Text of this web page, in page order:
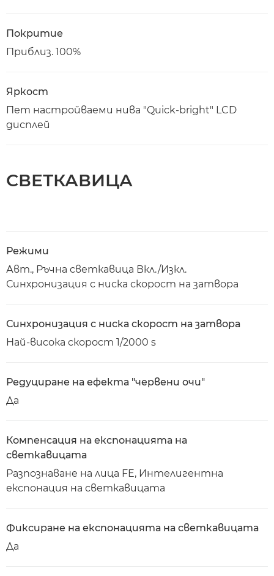
Покритие
Приблиз. 100%
Яркост
Пет настройваеми нива "Quick-bright" LCD
дисплей
СВЕТКАВИЦА
Режими
Авт., Ръчна светкавица Вкл./Изкл.
Синхронизация с ниска скорост на затвора
Синхронизация с ниска скорост на затвора
Най-висока скорост 1/2000 s
Редуциране на ефекта "червени очи"
Да
Компенсация на експонацията на
светкавицата
Разпознаване на лица FE, Интелигентна
експонация на светкавицата
Фиксиране на експонацията на светкавицата
Да